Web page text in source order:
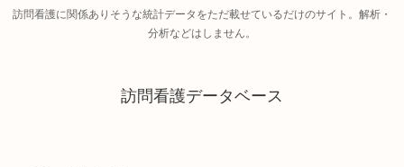
訪問看護に関係ありそうな統計データをただ載せているだけのサイト。解析・
分析などはしません。
訪問看護データベース